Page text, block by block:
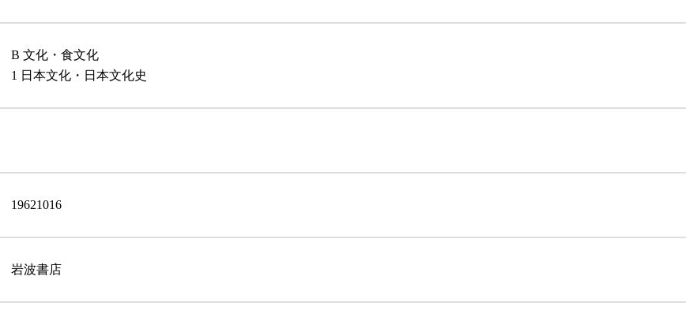
B 文化・食文化
1 日本文化・日本文化史
19621016
岩波書店